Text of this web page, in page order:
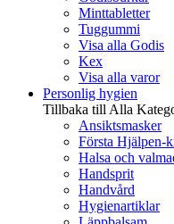
Minttabletter
Tuggummi
Visa alla Godis
Kex
Visa alla varor
Personlig hygien
Tillbaka till Alla
Ansiktsmasker
Första Hjälpen-
Halsa och
Handsprit
Handvård
Hygienartiklar